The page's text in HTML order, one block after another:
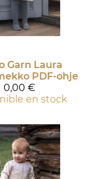
Garn Laura
PDF-ohje
0,00 €
en stock